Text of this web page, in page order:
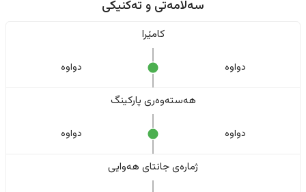
سەلامەتی و تەکنیکی
کامێرا
دواوە دواوە
هەستەوەری پارکینگ
دواوە دواوە
ژمارەی جانتای هەوایی